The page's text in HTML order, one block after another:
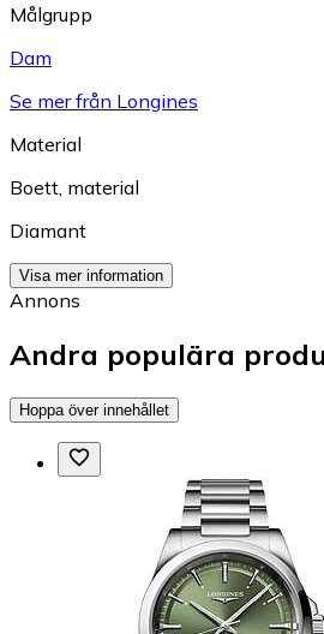
Målgrupp
Dam
Se mer från Longines
Material
Boett, material
Diamant
Visa mer information
Annons
Andra populära
Hoppa över innehållet